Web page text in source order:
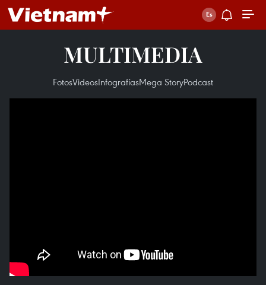
MULTIMEDIA
FotosVideosInfografíasMega StoryPodcast